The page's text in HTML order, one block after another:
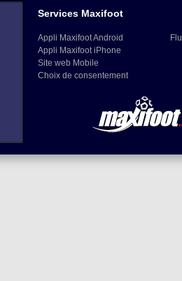
Services Maxifoot
Appli Maxifoot Android
Appli Maxifoot iPhone
Site web Mobile
Choix de consentement